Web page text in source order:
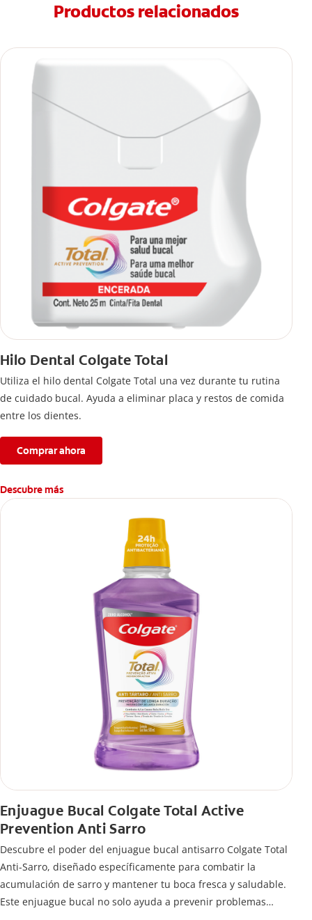
Productos relacionados
Hilo Dental Colgate Total
Utiliza el hilo dental Colgate Total una vez durante tu rutina
de cuidado bucal. Ayuda a eliminar placa y restos de comida
entre los dientes.
Comprar ahora
Descubre más
Enjuague Bucal Colgate Total Active
Prevention Anti Sarro
Descubre el poder del enjuague bucal antisarro Colgate Total
Anti-Sarro, diseñado específicamente para combatir la
acumulación de sarro y mantener tu boca fresca y saludable.
Este enjuague bucal no solo ayuda a prevenir problemas